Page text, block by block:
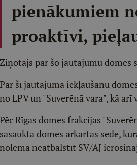
pienākumiem
proaktīvi,
Ziņotājs par šo jautājumu domes
Par šī jautājuma iekļaušanu
no LPV un "Suverēnā vara", kā
Pēc Rīgas domes frakcijas
sasaukta domes ārkārtas sēde,
nolēma neatbalstīt SV/AJ